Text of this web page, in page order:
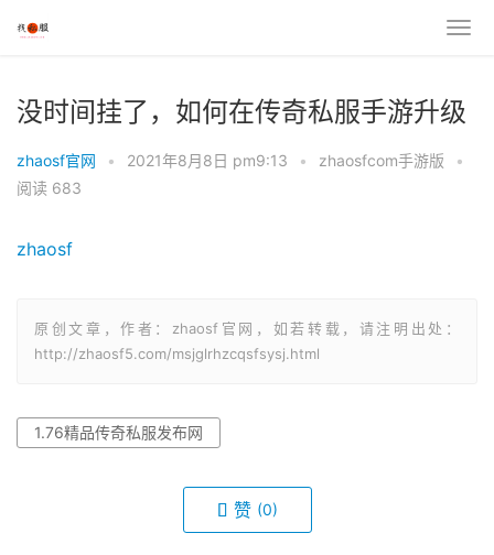
没时间挂了，如何在传奇私服手游升级
zhaosf官网 • 2021年8月8日 pm9:13 • zhaosfcom手游版
•
阅读 683
zhaosf
原创文章，作者：zhaosf官网，如若转载，请注明出处：
http://zhaosf5.com/msjglrhzcqsfsysj.html
1.76精品传奇私服发布网
赞 (0)